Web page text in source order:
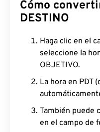
Cómo
DESTINO
Haga clic en el
seleccione la
OBJETIVO.
La hora en PDT
También puede
en el campo de